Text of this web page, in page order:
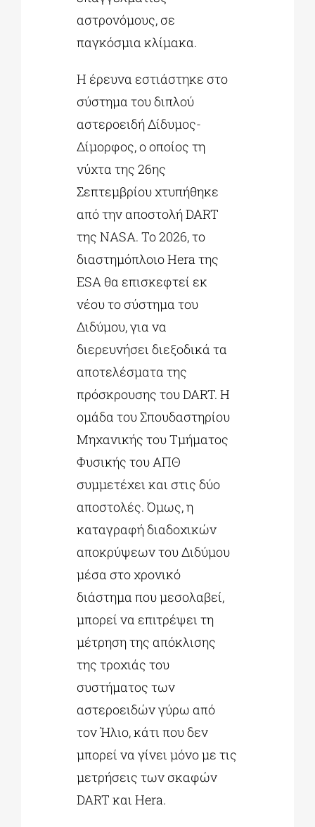
αστρονόμους, σε
παγκόσμια κλίμακα.
Η έρευνα εστιάστηκε στο
σύστημα του διπλού
αστεροειδή Δίδυμος-
Δίμορφος, ο οποίος τη
νύχτα της 26ης
Σεπτεμβρίου χτυπήθηκε
από την αποστολή DART
της NASA. Το 2026, το
διαστημόπλοιο Hera της
ESA θα επισκεφτεί εκ
νέου το σύστημα του
Διδύμου, για να
διερευνήσει διεξοδικά τα
αποτελέσματα της
πρόσκρουσης του DART. Η
ομάδα του Σπουδαστηρίου
Μηχανικής του Τμήματος
Φυσικής του ΑΠΘ
συμμετέχει και στις δύο
αποστολές. Όμως, η
καταγραφή διαδοχικών
αποκρύψεων του Διδύμου
μέσα στο χρονικό
διάστημα που μεσολαβεί,
μπορεί να επιτρέψει τη
μέτρηση της απόκλισης
της τροχιάς του
συστήματος των
αστεροειδών γύρω από
τον Ήλιο, κάτι που δεν
μπορεί να γίνει μόνο με τις
μετρήσεις των σκαφών
DART και Hera.